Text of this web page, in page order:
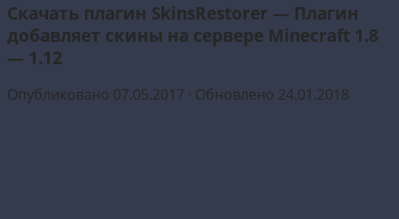
Скачать плагин SkinsRestorer — Плагин
добавляет скины на сервере Minecraft 1.8
— 1.12
Опубликовано 07.05.2017 · Обновлено 24.01.2018